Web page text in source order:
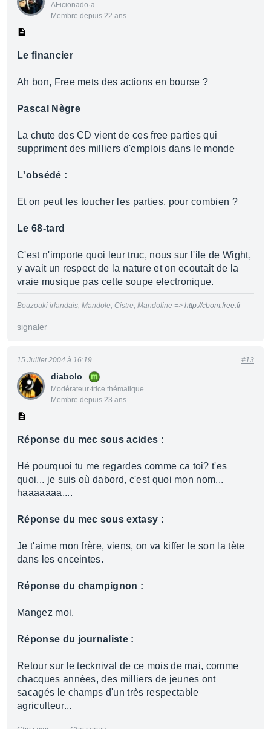
AFicionado·a
Membre depuis 22 ans
Le financier
Ah bon, Free mets des actions en bourse ?
Pascal Nègre
La chute des CD vient de ces free parties qui
suppriment des milliers d'emplois dans le monde
L'obsédé :
Et on peut les toucher les parties, pour combien ?
Le 68-tard
C'est n'importe quoi leur truc, nous sur l'ile de Wight,
y avait un respect de la nature et on ecoutait de la
vraie musique pas cette soupe electronique.
Bouzouki irlandais, Mandole, Cistre, Mandoline => http://cbom.free.fr
signaler
diabolo
Modérateur·trice thématique
Membre depuis 23 ans
15 Juillet 2004 à 16:19 #13
Réponse du mec sous acides :
Hé pourquoi tu me regardes comme ca toi? t'es
quoi... je suis où dabord, c'est quoi mon nom...
haaaaaaa....
Réponse du mec sous extasy :
Je t'aime mon frère, viens, on va kiffer le son la tète
dans les enceintes.
Réponse du champignon :
Mangez moi.
Réponse du journaliste :
Retour sur le tecknival de ce mois de mai, comme
chacques années, des milliers de jeunes ont
sacagés le champs d'un très respectable
agriculteur...